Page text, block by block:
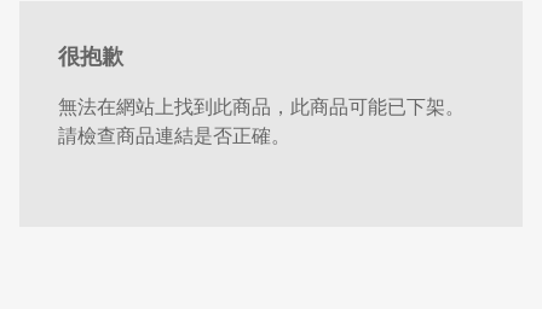
很抱歉
無法在網站上找到此商品，此商品可能已下架。
請檢查商品連結是否正確。